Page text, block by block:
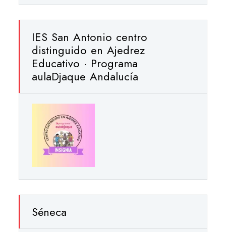
IES San Antonio centro
distinguido en Ajedrez
Educativo · Programa
aulaDjaque Andalucía
Séneca